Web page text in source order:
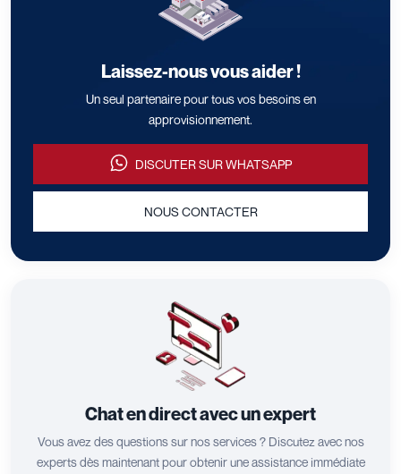
Laissez-nous vous aider !
Un seul partenaire pour tous vos besoins en
approvisionnement.
DISCUTER SUR WHATSAPP
NOUS CONTACTER
Chat en direct avec un expert
Vous avez des questions sur nos services ? Discutez avec nos
experts dès maintenant pour obtenir une assistance immédiate